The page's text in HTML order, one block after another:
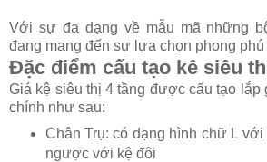
Với sự đa dạng về mẫu mã những
đang mang đến sự lựa chọn phong
Đặc điểm cấu tạo kê siêu
Giá kệ siêu thị 4 tầng được cấu tạo lắp
chính như sau:
Chân Trụ: có dạng hình chữ L
ngược với kệ đôi